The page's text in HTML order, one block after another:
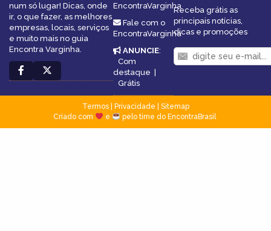
num só lugar! Dicas, onde
ir, o que fazer, as melhores
empresas, locais, serviços
e muito mais no guia
Encontra Varginha.
EncontraVarginha
Fale com o
EncontraVarginha
ANUNCIE:
Com
destaque |
Grátis
Receba grátis as
principais notícias,
dicas e promoções
Termos| Privacidade
Sitemap
Criado com
e pelo time do EncontraBrasil